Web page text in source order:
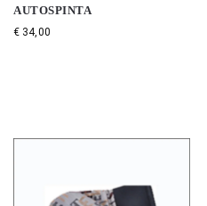
AUTOSPINTA
€ 34,00